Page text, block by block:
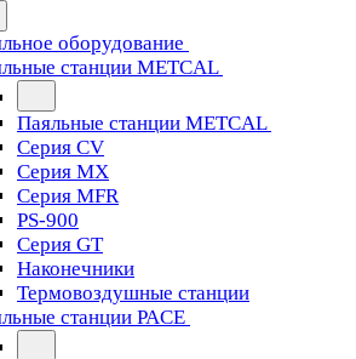
оборудование
станции METCAL
Паяльные станции METCAL
Серия CV
Серия MX
Серия MFR
PS-900
Серия GT
Наконечники
Термовоздушные станции
станции PACE